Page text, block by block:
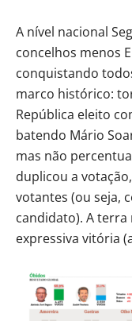
A nível nacional
concelhos menos
conquistando
marco histórico:
República eleito
batendo Mário
mas não
duplicou a
votantes (ou seja,
candidato). A terra
expressiva vitória